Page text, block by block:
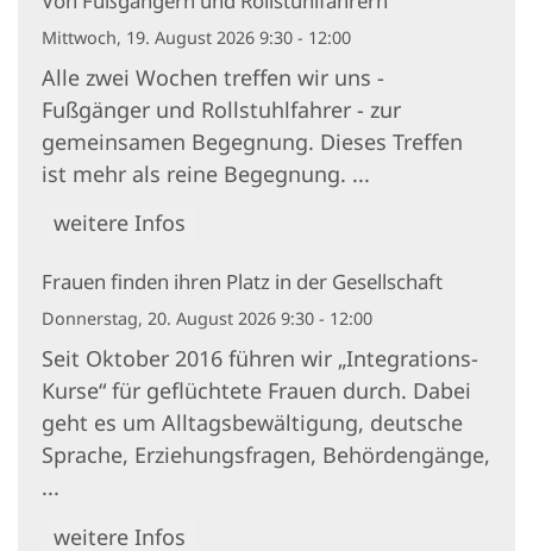
Mittwoch, 19. August 2026 9:30 - 12:00
Alle zwei Wochen treffen wir uns -
Fußgänger und Rollstuhlfahrer - zur
gemeinsamen Begegnung. Dieses Treffen
ist mehr als reine Begegnung. ...
weitere Infos
Frauen finden ihren Platz in der Gesellschaft
Donnerstag, 20. August 2026 9:30 - 12:00
Seit Oktober 2016 führen wir „Integrations-
Kurse“ für geflüchtete Frauen durch. Dabei
geht es um Alltagsbewältigung, deutsche
Sprache, Erziehungsfragen, Behördengänge,
...
weitere Infos